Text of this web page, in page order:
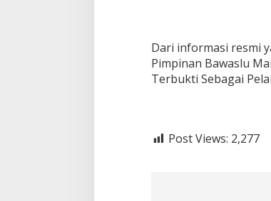
Dari informasi resmi
Pimpinan Bawaslu
Terbukti Sebagai
Post Views: 2,277